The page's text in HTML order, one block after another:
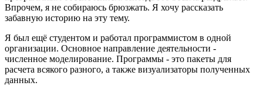
Впрочем, я не собираюсь брюзжать. Я хочу рассказать
забавную историю на эту тему.
Я был ещё студентом и работал программистом в одной
организации. Основное направление деятельности -
численное моделирование. Программы - это пакеты для
расчета всякого разного, а также визуализаторы полученных
данных.